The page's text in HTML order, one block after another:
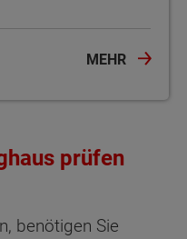
MEHR
prüfen
benötigen Sie